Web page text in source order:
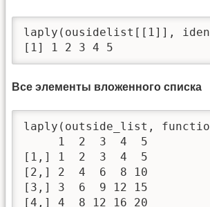
laply(ousidelist[[1]],
[1] 1 2 3 4 5
Все элементы вложенного списка
laply(outside_list,
     1  2  3  4  5
[1,] 1  2  3  4  5
[2,] 2  4  6  8 10
[3,] 3  6  9 12 15
[4,] 4  8 12 16 20